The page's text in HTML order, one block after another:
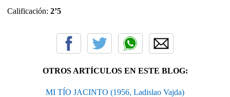
Calificación: 2’5
OTROS ARTÍCULOS EN ESTE BLOG:
MI TÍO JACINTO (1956, Ladislao Vajda)